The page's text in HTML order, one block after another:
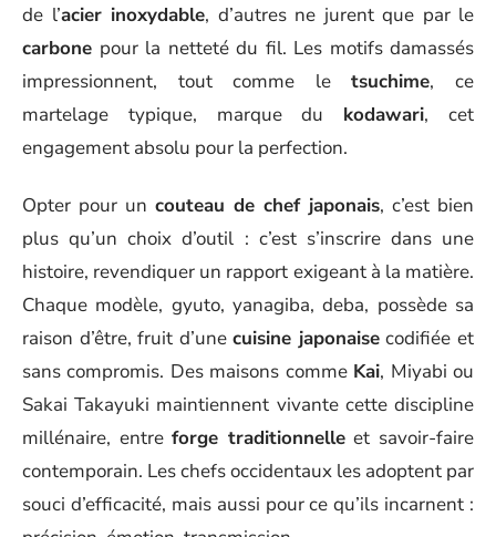
de l’acier inoxydable, d’autres ne jurent que par le
carbone pour la netteté du fil. Les motifs damassés
impressionnent, tout comme letsuchime, ce
martelage typique, marque du kodawari, cet
engagement absolu pour la perfection.
Opter pour un couteau de chef japonais, c’est bien
plus qu’un choix d’outil : c’est s’inscrire dans une
histoire, revendiquer un rapport exigeant à la matière.
Chaque modèle, gyuto, yanagiba, deba, possède sa
raison d’être, fruit d’unecuisine japonaisecodifiée et
sans compromis. Des maisons comme Kai, Miyabi ou
Sakai Takayuki maintiennent vivante cette discipline
millénaire, entreforge traditionnelleet savoir-faire
contemporain. Les chefs occidentaux les adoptent par
souci d’efficacité, mais aussi pour ce qu’ils incarnent :